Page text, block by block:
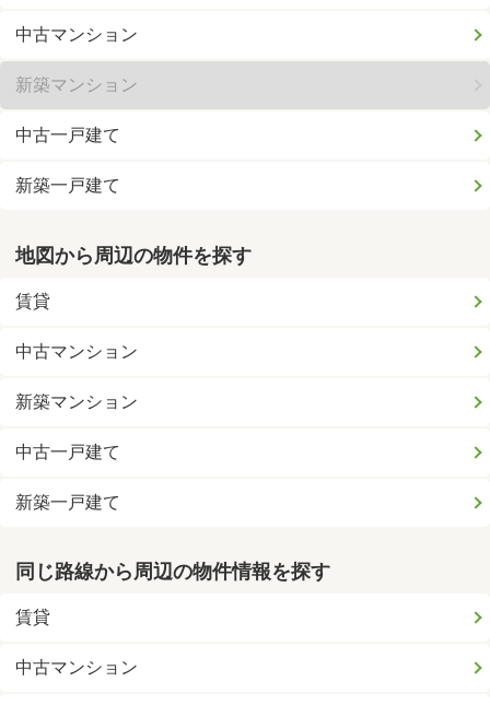
中古マンション
新築マンション
中古一戸建て
新築一戸建て
地図から周辺の物件を探す
賃貸
中古マンション
新築マンション
中古一戸建て
新築一戸建て
同じ路線から周辺の物件情報を探す
賃貸
中古マンション